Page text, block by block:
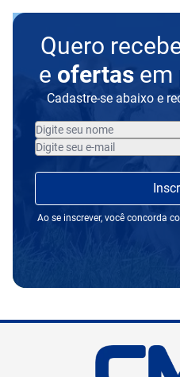
Quero
e ofertas em
Cadastre-se abaixo e
Ao se inscrever, você concorda